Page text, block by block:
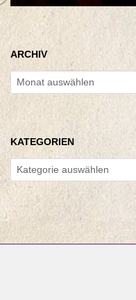
ARCHIV
Archiv
KATEGORIEN
Kategorien